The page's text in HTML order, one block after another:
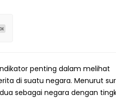
penting dalam melihat
di suatu negara. Menurut
sebagai negara dengan